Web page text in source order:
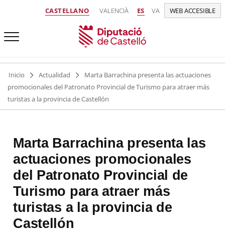
CASTELLANO VALENCIÀ ES VA WEB ACCESIBLE
Inicio Actualidad
Marta Barrachina presenta las actuaciones
promocionales del Patronato Provincial de Turismo para atraer más
turistas a la provincia de Castellón
Marta Barrachina presenta las
actuaciones promocionales
del Patronato Provincial de
Turismo para atraer más
turistas a la provincia de
Castellón